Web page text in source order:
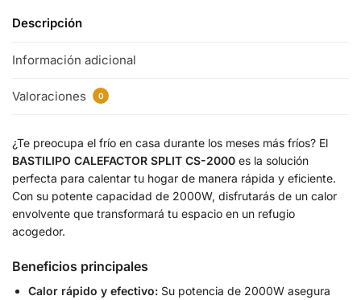
Descripción
Información adicional
Valoraciones 0
¿Te preocupa el frío en casa durante los meses más fríos? El
BASTILIPO CALEFACTOR SPLIT CS-2000 es la solución
perfecta para calentar tu hogar de manera rápida y eficiente.
Con su potente capacidad de 2000W, disfrutarás de un calor
envolvente que transformará tu espacio en un refugio
acogedor.
Beneficios principales
Calor rápido y efectivo: Su potencia de 2000W asegura